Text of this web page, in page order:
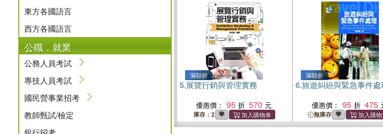
東方各國語言
西方各國語言
公職．就業
公務人員考試
專技人員考試
國民營事業招考
教師甄試/檢定
滿額折
5.展覽行銷與管理實務
優惠價： 95 570
庫存：2
滿額折
6.旅遊糾紛與緊急事件處
優惠價： 95 475
無庫存